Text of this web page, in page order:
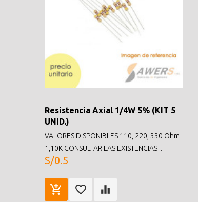
Resistencia Axial 1/4W 5% (KIT 5
UNID.)
VALORES DISPONIBLES 110, 220, 330 Ohm
1,10K CONSULTAR LAS EXISTENCIAS ..
S/0.5